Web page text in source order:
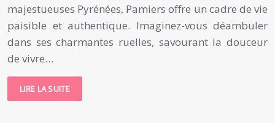
majestueuses Pyrénées, Pamiers offre un cadre de vie
paisible et authentique. Imaginez-vous déambuler
dans ses charmantes ruelles, savourant la douceur
de vivre…
LIRE LA SUITE